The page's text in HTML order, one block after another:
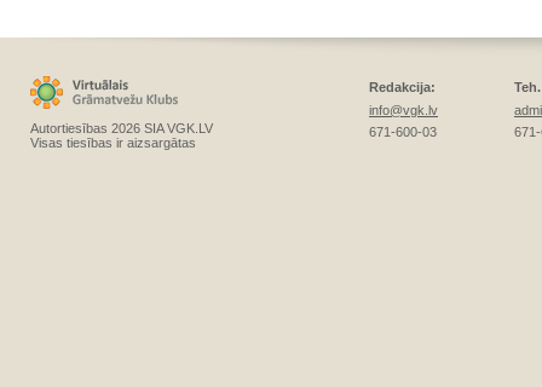
Autortiesības 2026 SIA VGK.LV
Visas tiesības ir aizsargātas
Redakcija:
info@vgk.lv
671-600-03